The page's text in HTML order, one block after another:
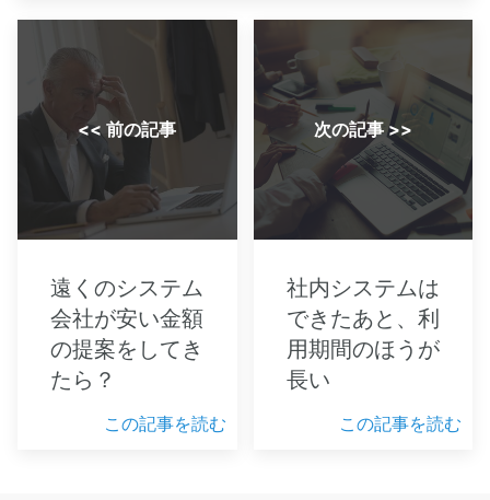
<< 前の記事
遠くのシステム
会社が安い金額
の提案をしてき
たら？
この記事を読む
次の記事 >>
社内システムは
できたあと、利
用期間のほうが
長い
この記事を読む